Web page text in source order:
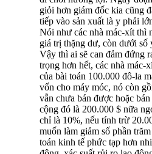
giỏi hơn giám đốc kia cũng
tiếp vào sản xuất là y phải
Nói như các nhà mác-xít thì
giá trị thặng dư, còn dưới số
Vậy thì ai sẽ can đảm đứng
trọng hơn hết, các nhà mác-
của bài toán 100.000 đô-la
vốn cho máy móc, nó còn
vẫn chưa bán được hoặc
cộng đó là 200.000 $ nữa
chỉ là 10%, nếu tính trừ
muốn làm giảm số phần
toán kinh tế phức tạp hơn